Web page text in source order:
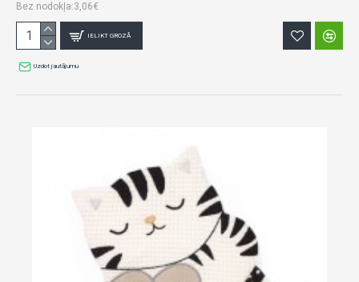
Bez nodokļa:3,06€
IELIKT GROZĀ
Uzdot jautājumu